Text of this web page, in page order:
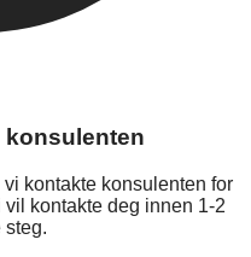
konsulenten
kontakte konsulenten for
kontakte deg innen 1-2
steg.